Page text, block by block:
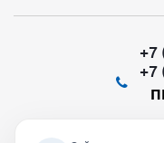
+7
+7